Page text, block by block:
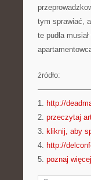
tym sprawiać,
te pudła
źródło:
1. http://
2. przeczytaj
3. kliknij, aby
4. http://
5. poznaj więcej